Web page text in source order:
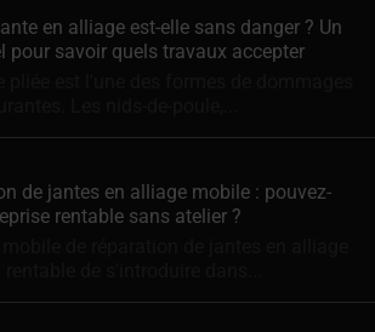
en alliage est-elle sans danger ? Un
pour savoir quels travaux accepter
de jantes en alliage mobile : pouvez-
rentable sans atelier ?